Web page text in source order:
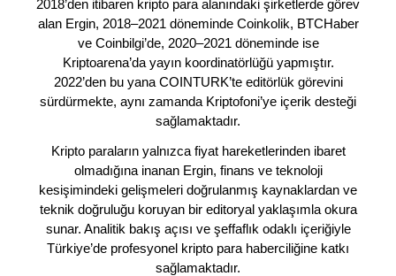
2018’den itibaren kripto para alanındaki şirketlerde görev
alan Ergin, 2018–2021 döneminde Coinkolik, BTCHaber
ve Coinbilgi’de, 2020–2021 döneminde ise
Kriptoarena’da yayın koordinatörlüğü yapmıştır.
2022’den bu yana COINTURK’te editörlük görevini
sürdürmekte, aynı zamanda Kriptofoni’ye içerik desteği
sağlamaktadır.
Kripto paraların yalnızca fiyat hareketlerinden ibaret
olmadığına inanan Ergin, finans ve teknoloji
kesişimindeki gelişmeleri doğrulanmış kaynaklardan ve
teknik doğruluğu koruyan bir editoryal yaklaşımla okura
sunar. Analitik bakış açısı ve şeffaflık odaklı içeriğiyle
Türkiye’de profesyonel kripto para haberciliğine katkı
sağlamaktadır.